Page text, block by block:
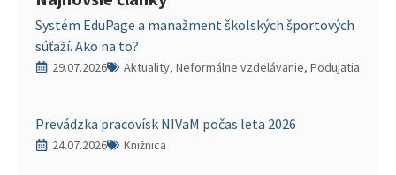
Systém EduPage a manažment školských športových
súťaží. Ako na to?
29.07.2026 Aktuality, Neformálne vzdelávanie, Podujatia
Prevádzka pracovísk NIVaM počas leta 2026
24.07.2026 Knižnica